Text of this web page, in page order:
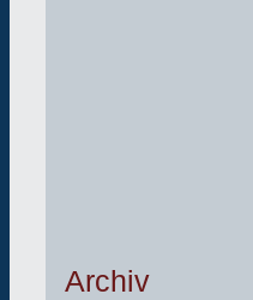
Archiv